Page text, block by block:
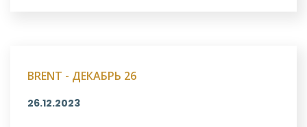
BRENT - ДЕКАБРЬ 26
26.12.2023